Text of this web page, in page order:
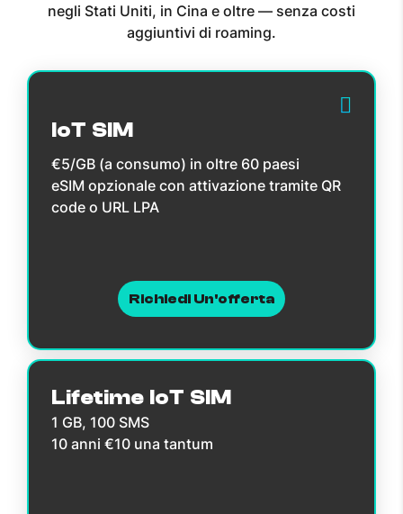
negli Stati Uniti, in Cina e oltre — senza costi
aggiuntivi di roaming.
IoT SIM
€5/GB (a consumo) in oltre 60 paesi
eSIM opzionale con attivazione tramite QR
code o URL LPA
Richiedi Un'offerta
Lifetime IoT SIM
1 GB, 100 SMS
10 anni €10 una tantum